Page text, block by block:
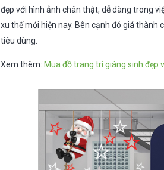
đẹp với hình ảnh chân thật, dễ dàng trong
xu thế mới hiện nay. Bên cạnh đó giá thành
tiêu dùng.
Xem thêm: Mua đồ trang trí giáng sinh đẹp